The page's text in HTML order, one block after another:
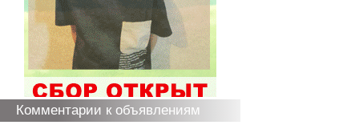
Комментарии к объявлениям